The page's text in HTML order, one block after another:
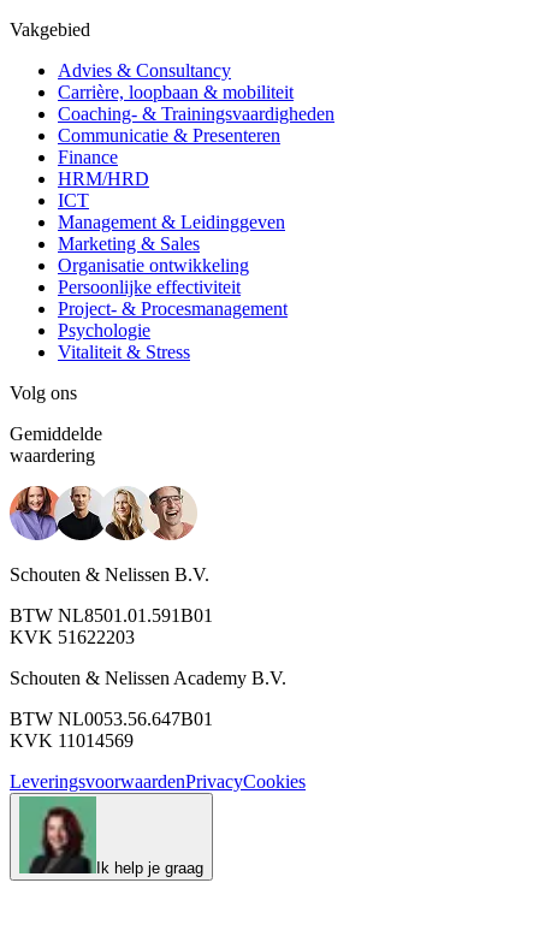
Vakgebied
Advies & Consultancy
Carrière, loopbaan & mobiliteit
Coaching- & Trainingsvaardigheden
Communicatie & Presenteren
Finance
HRM/HRD
ICT
Management & Leidinggeven
Marketing & Sales
Organisatie ontwikkeling
Persoonlijke effectiviteit
Project- & Procesmanagement
Psychologie
Vitaliteit & Stress
Volg ons
Gemiddelde
waardering
Schouten & Nelissen B.V.
BTW NL8501.01.591B01
KVK 51622203
Schouten & Nelissen Academy B.V.
BTW NL0053.56.647B01
KVK 11014569
LeveringsvoorwaardenPrivacyCookies
Ik help je graag